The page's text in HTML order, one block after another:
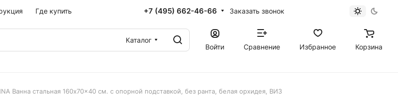
Где купить +7 (495) 662-46-66 Заказать звонок
Каталог
Войти
Сравнение Избранное Корзина
Ванна стальная 160x70x40 cм. с опорной подставкой, без ранта, белая орхидея, ВИЗ